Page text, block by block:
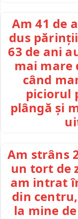
Am 41 de
dus
63 de ani
mai mare
când
piciorul
plângă și
Am strâns
un tort de
am intrat
din
la mine